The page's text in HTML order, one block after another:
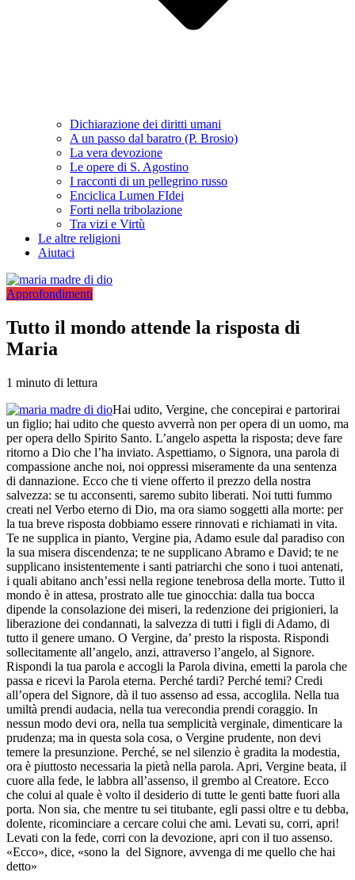
Dichiarazione dei diritti umani
A un passo dal baratro (P. Brosio)
La vera devozione
Le opere di S. Agostino
I racconti di un pellegrino russo
Enciclica Lumen FIdei
Forti nella tribolazione
Tra vizi e Virtù
Le altre religioni
Aiutaci
Approfondimenti
Tutto il mondo attende la risposta di
Maria
1 minuto di lettura
Hai udito, Vergine, che concepirai e partorirai
un figlio; hai udito che questo avverrà non per opera di un uomo, ma
per opera dello Spirito Santo. L’angelo aspetta la risposta; deve fare
ritorno a Dio che l’ha inviato. Aspettiamo, o Signora, una parola di
compassione anche noi, noi oppressi miseramente da una sentenza
di dannazione. Ecco che ti viene offerto il prezzo della nostra
salvezza: se tu acconsenti, saremo subito liberati. Noi tutti fummo
creati nel Verbo eterno di Dio, ma ora siamo soggetti alla morte: per
la tua breve risposta dobbiamo essere rinnovati e richiamati in vita.
Te ne supplica in pianto, Vergine pia, Adamo esule dal paradiso con
la sua misera discendenza; te ne supplicano Abramo e David; te ne
supplicano insistentemente i santi patriarchi che sono i tuoi antenati,
i quali abitano anch’essi nella regione tenebrosa della morte. Tutto il
mondo è in attesa, prostrato alle tue ginocchia: dalla tua bocca
dipende la consolazione dei miseri, la redenzione dei prigionieri, la
liberazione dei condannati, la salvezza di tutti i figli di Adamo, di
tutto il genere umano. O Vergine, da’ presto la risposta. Rispondi
sollecitamente all’angelo, anzi, attraverso l’angelo, al Signore.
Rispondi la tua parola e accogli la Parola divina, emetti la parola che
passa e ricevi la Parola eterna. Perché tardi? Perché temi? Credi
all’opera del Signore, dà il tuo assenso ad essa, accoglila. Nella tua
umiltà prendi audacia, nella tua verecondia prendi coraggio. In
nessun modo devi ora, nella tua semplicità verginale, dimenticare la
prudenza; ma in questa sola cosa, o Vergine prudente, non devi
temere la presunzione. Perché, se nel silenzio è gradita la modestia,
ora è piuttosto necessaria la pietà nella parola. Apri, Vergine beata, il
cuore alla fede, le labbra all’assenso, il grembo al Creatore. Ecco
che colui al quale è volto il desiderio di tutte le genti batte fuori alla
porta. Non sia, che mentre tu sei titubante, egli passi oltre e tu debba,
dolente, ricominciare a cercare colui che ami. Levati su, corri, apri!
Levati con la fede, corri con la devozione, apri con il tuo assenso.
«Ecco», dice, «sono la del Signore, avvenga di me quello che hai
detto»